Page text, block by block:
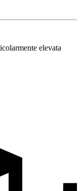
elevata